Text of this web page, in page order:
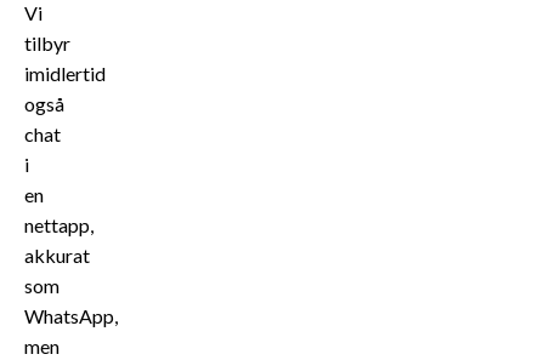
Vi
tilbyr
imidlertid
også
chat
i
en
nettapp,
akkurat
som
WhatsApp,
men